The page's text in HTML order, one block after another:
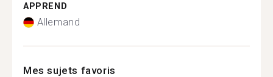
APPREND
Allemand
Mes sujets favoris